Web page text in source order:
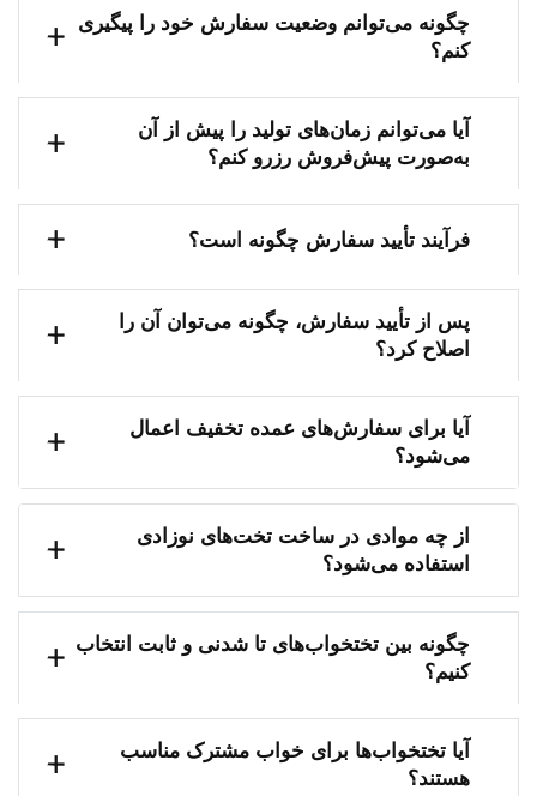
چگونه می‌توانم وضعیت سفارش خود را پیگیری
کنم؟
آیا می‌توانم زمان‌های تولید را پیش از آن
به‌صورت پیش‌فروش رزرو کنم؟
فرآیند تأیید سفارش چگونه است؟
پس از تأیید سفارش، چگونه می‌توان آن را
اصلاح کرد؟
آیا برای سفارش‌های عمده تخفیف اعمال
می‌شود؟
از چه موادی در ساخت تخت‌های نوزادی
استفاده می‌شود؟
چگونه بین تختخواب‌های تا شدنی و ثابت انتخاب
کنیم؟
آیا تختخواب‌ها برای خواب مشترک مناسب
هستند؟